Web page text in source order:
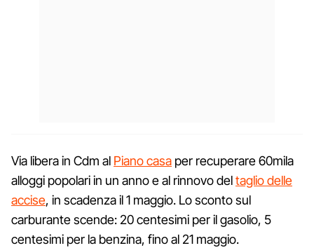
Via libera in Cdm al Piano casa per recuperare 60mila
alloggi popolari in un anno e al rinnovo deltaglio delle
accise, in scadenza il 1 maggio. Lo sconto sul
carburante scende: 20 centesimi per il gasolio, 5
centesimi per la benzina, fino al 21 maggio.